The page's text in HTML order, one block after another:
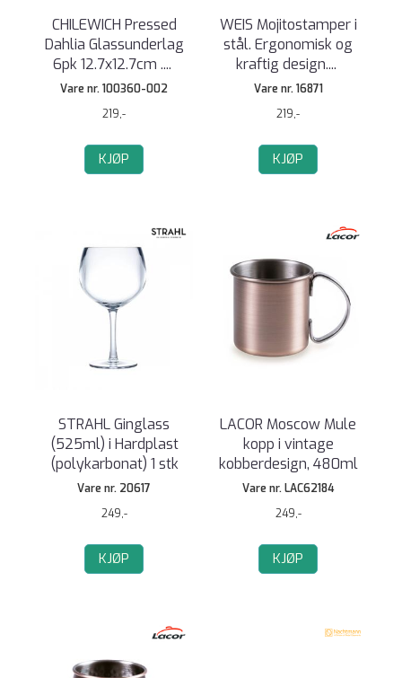
CHILEWICH Pressed
Dahlia Glassunderlag
6pk 12.7x12.7cm ....
Vare nr. 100360-002
219,-
KJØP
WEIS Mojitostamper i
stål. Ergonomisk og
kraftig design....
Vare nr. 16871
219,-
KJØP
STRAHL Ginglass
(525ml) i Hardplast
(polykarbonat) 1 stk
Vare nr. 20617
249,-
KJØP
LACOR Moscow Mule
kopp i vintage
kobberdesign, 480ml
Vare nr. LAC62184
249,-
KJØP